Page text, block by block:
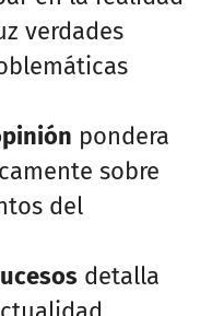
verdades
pondera
sobre
del
detalla